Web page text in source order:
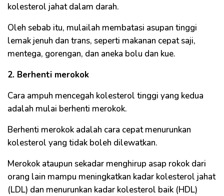
kolesterol jahat dalam darah.
Oleh sebab itu, mulailah membatasi asupan tinggi
lemak jenuh dan trans, seperti makanan cepat saji,
mentega, gorengan, dan aneka bolu dan kue.
2. Berhenti merokok
Cara ampuh mencegah kolesterol tinggi yang kedua
adalah mulai berhenti merokok.
Berhenti merokok adalah cara cepat menurunkan
kolesterol yang tidak boleh dilewatkan.
Merokok ataupun sekadar menghirup asap rokok dari
orang lain mampu meningkatkan kadar kolesterol jahat
(LDL) dan menurunkan kadar kolesterol baik (HDL)